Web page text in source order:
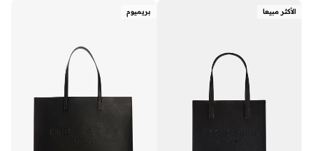
الأكثر مبيعا بريميوم